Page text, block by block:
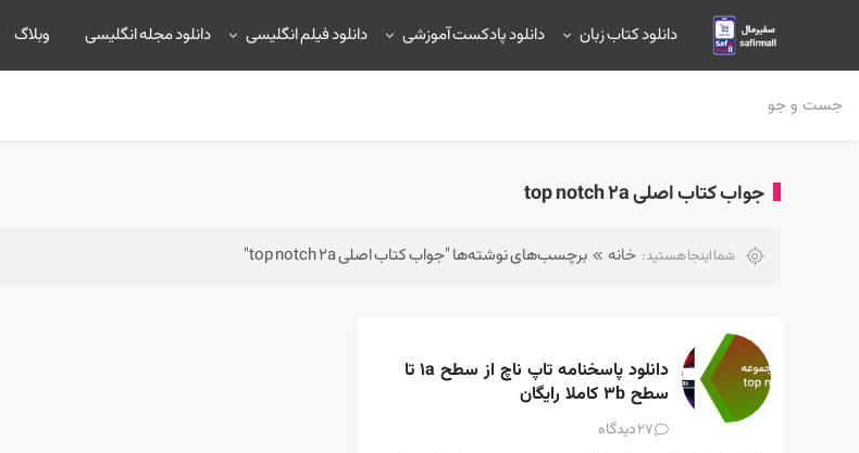
دانلود کتاب زبان دانلود پادکست آموزشی دانلود فیلم انگلیسی دانلود مجله انگلیسی وبلاگ
جواب کتاب اصلی top notch 2a
شما اینجا هستید: خانه برچسب‌های نوشته‌ها "جواب کتاب اصلی top notch 2a"
سطح 3b کاملا رایگان
دیدگاه